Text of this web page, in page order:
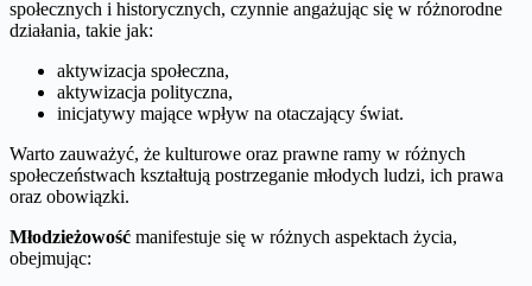
społecznych i historycznych, czynnie angażując się w różnorodne
działania, takie jak:
aktywizacja społeczna,
aktywizacja polityczna,
inicjatywy mające wpływ na otaczający świat.
Warto zauważyć, że kulturowe oraz prawne ramy w różnych
społeczeństwach kształtują postrzeganie młodych ludzi, ich prawa
oraz obowiązki.
Młodzieżowość manifestuje się w różnych aspektach życia,
obejmując: